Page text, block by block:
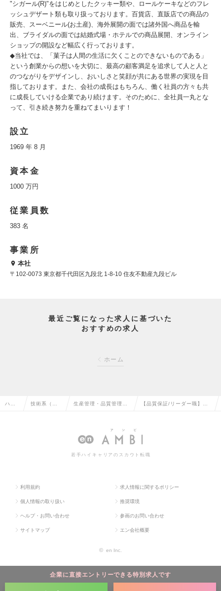
"シガール(R)"をはじめとしたクッキー類や、ロールケーキなどのフレ
ッシュデザート類も取り扱っております。百貨店、直販店での商品の
販売、スーベニール(お土産)、海外展開の面では諸外国へ商品を輸
出、ブライダルの面では結婚式場・ホテルでの商品展開、オンライン
ショップの開設など幅広く行っております。
◆当社では、「菓子は人間の生活に欠くことのできないものである」
という創業からの想いを大切に、最高の顧客満足を追求して人と人と
のつながりをデザインし、おいしさと笑顔が共にある世界の実現を目
指しております。また、会社の成長はもちろん、働く社員の方々も共
に成長していける企業であり続けます。そのために、全社員一丸とな
って、引き続き努力を重ねてまいります！
設立
1969 年 8 月
資本金
1000 万円
従業員数
383 名
事業所
本社
〒102-0073 東京都千代田区九段北 1-8-10 住友不動産九段ビル
最近ご覧になった求人に基づいた
おすすめの求人
ホーム
企業に直接エントリーできる特別求人です
ハイ 技術系（化 生産管理・品質管理・
学・素材・食品・衣
【品質保証/リーダー職】◇
立55周年の洋菓子メーカー
若手ハイキャリアのスカウト転職
利用規約 求人情報に関するポリシー
個人情報の取り扱い 推奨環境
ヘルプ・お問い合わせ 参画のお問い合わせ
サイトマップ エン会社概要
© en Inc.